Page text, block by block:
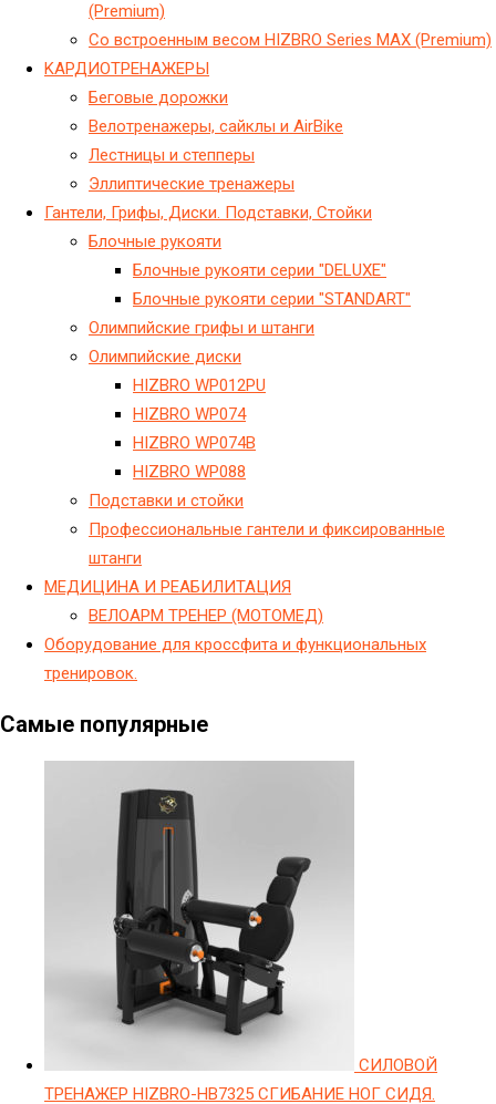
(Premium)
Со встроенным весом HIZBRO Series MAX (Premium)
KАРДИОТРЕНАЖЕРЫ
Беговые дорожки
Велотренажеры, сайклы и AirBike
Лестницы и степперы
Эллиптические тренажеры
Гантели, Грифы, Диски. Подставки, Стойки
Блочные рукояти
Блочные рукояти серии "DELUXE"
Блочные рукояти серии "STANDART"
Олимпийские грифы и штанги
Олимпийские диски
HIZBRO WP012PU
HIZBRO WP074
HIZBRO WP074B
HIZBRO WP088
Подставки и стойки
Профессиональные гантели и фиксированные
штанги
МЕДИЦИНА И РЕАБИЛИТАЦИЯ
ВЕЛОАРМ ТРЕНЕР (МОТОМЕД)
Оборудование для кроссфита и функциональных
тренировок.
Самые популярные
СИЛОВОЙ
ТРЕНАЖЕР HIZBRO-HB7325 СГИБАНИЕ НОГ СИДЯ.